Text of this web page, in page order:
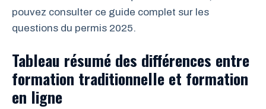
pouvez consulter ce guide complet sur les
questions du permis 2025.
Tableau résumé des différences entre
formation traditionnelle et formation
en ligne